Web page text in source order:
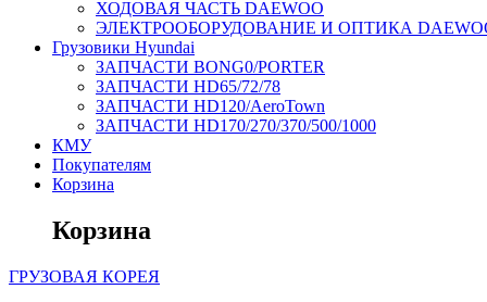
ХОДОВАЯ ЧАСТЬ DAEWOO
ЭЛЕКТРООБОРУДОВАНИЕ И ОПТИКА
Грузовики Hyundai
ЗАПЧАСТИ BONG0/PORTER
ЗАПЧАСТИ HD65/72/78
ЗАПЧАСТИ HD120/AeroTown
ЗАПЧАСТИ HD170/270/370/500/1000
КМУ
Покупателям
Корзина
Корзина
ГРУЗОВАЯ КОРЕЯ